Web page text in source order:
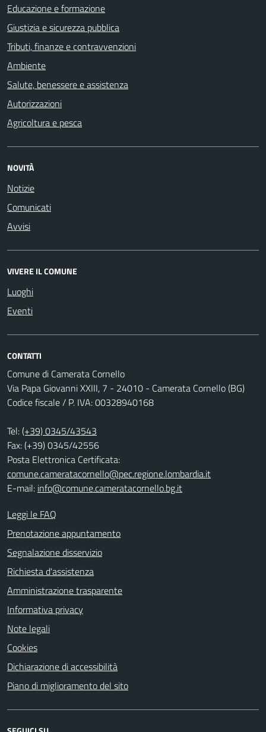
Educazione e formazione
Giustizia e sicurezza pubblica
Tributi, finanze e contravvenzioni
Ambiente
Salute, benessere e assistenza
Autorizzazioni
Agricoltura e pesca
NOVITÀ
Notizie
Comunicati
Avvisi
VIVERE IL COMUNE
Luoghi
Eventi
CONTATTI
Comune di Camerata Cornello
Via Papa Giovanni XXIII, 7 - 24010 - Camerata Cornello (BG)
Codice fiscale / P. IVA: 00328940168
Tel:(+39) 0345/43543
Fax: (+39) 0345/42556
Posta Elettronica Certificata:
comune.cameratacornello@pec.regione.lombardia.it
E-mail: info@comune.cameratacornello.bg.it
Leggi le FAQ
Prenotazione appuntamento
Segnalazione disservizio
Richiesta d'assistenza
Amministrazione trasparente
Informativa privacy
Note legali
Cookies
Dichiarazione di accessibilità
Piano di miglioramento del sito